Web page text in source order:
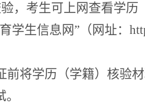
，考生可上网查看学历
学生信息网” （网址：
将学历（学籍）核验